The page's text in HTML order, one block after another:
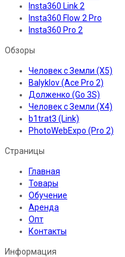
Insta360 Link 2
Insta360 Flow 2 Pro
Insta360 Pro 2
Обзоры
Человек с Земли (X5)
Balyklov (Ace Pro 2)
Долженко (Go 3S)
Человек с Земли (X4)
b1trat3 (Link)
PhotoWebExpo (Pro 2)
Страницы
Главная
Товары
Обучение
Аренда
Опт
Контакты
Информация